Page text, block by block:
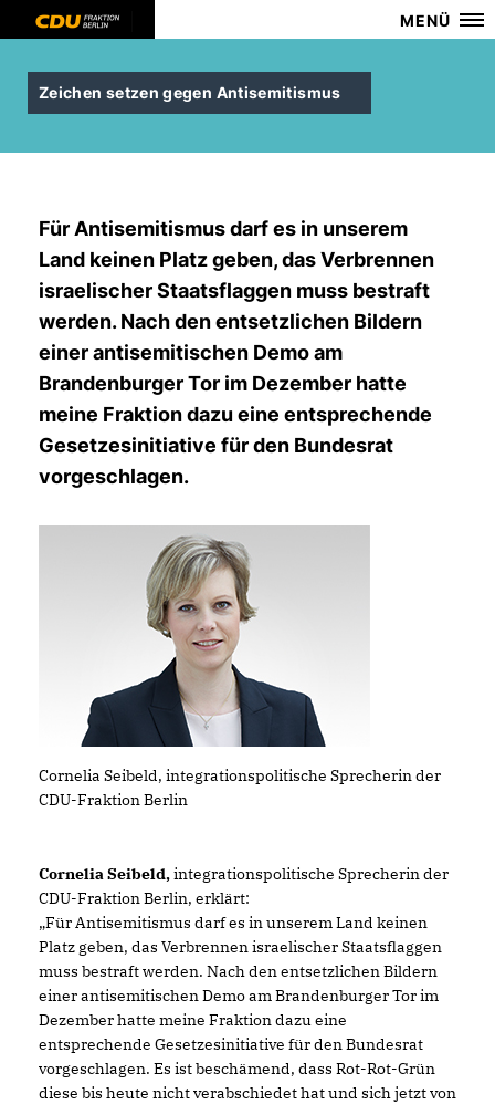
MENÜ
Zeichen setzen gegen Antisemitismus
Für Antisemitismus darf es in unserem
Land keinen Platz geben, das Verbrennen
israelischer Staatsflaggen muss bestraft
werden. Nach den entsetzlichen Bildern
einer antisemitischen Demo am
Brandenburger Tor im Dezember hatte
meine Fraktion dazu eine entsprechende
Gesetzesinitiative für den Bundesrat
vorgeschlagen.
Cornelia Seibeld, integrationspolitische Sprecherin der
CDU-Fraktion Berlin
Cornelia Seibeld,integrationspolitische Sprecherin der
CDU-Fraktion Berlin, erklärt:
Für Antisemitismus darf es in unserem Land keinen
Platz geben, das Verbrennen israelischer Staatsflaggen
muss bestraft werden. Nach den entsetzlichen Bildern
einer antisemitischen Demo am Brandenburger Tor im
Dezember hatte meine Fraktion dazu eine
entsprechende Gesetzesinitiative für den Bundesrat
vorgeschlagen. Es ist beschämend, dass Rot-Rot-Grün
diese bis heute nicht verabschiedet hat und sich jetzt von